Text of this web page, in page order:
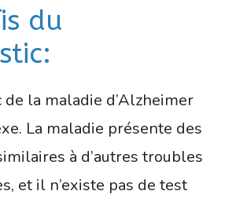
du
de la maladie d’Alzheimer
La maladie présente des
à d’autres troubles
et il n’existe pas de test